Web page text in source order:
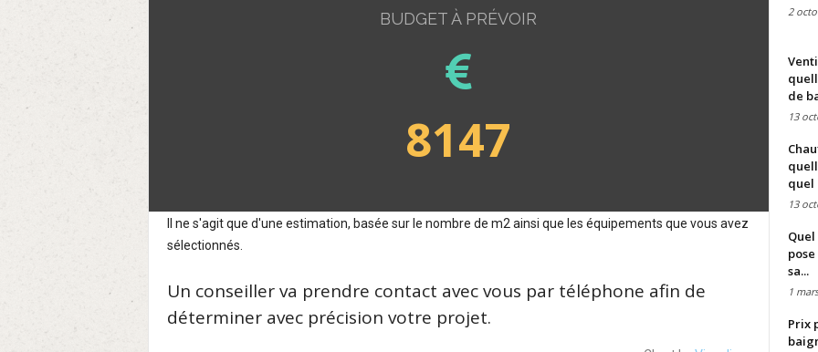
BUDGET À PRÉVOIR
8147
Il ne s'agit que d'une estimation, basée sur le nombre de m2 ainsi que les équipements que vous avez
sélectionnés.
Un conseiller va prendre contact avec vous par téléphone afin de
déterminer avec précision votre projet.
2
de
13
quel
13
sa...
1
Prix